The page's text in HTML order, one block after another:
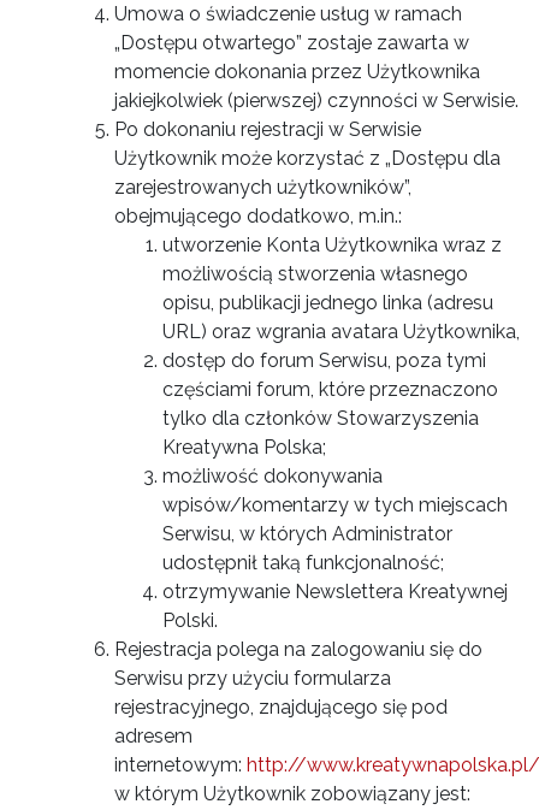
Umowa o świadczenie usług w ramach
„Dostępu otwartego” zostaje zawarta w
momencie dokonania przez Użytkownika
jakiejkolwiek (pierwszej) czynności w Serwisie.
Po dokonaniu rejestracji w Serwisie
Użytkownik może korzystać z „Dostępu dla
zarejestrowanych użytkowników”,
obejmującego dodatkowo, m.in.:
utworzenie Konta Użytkownika wraz z
możliwością stworzenia własnego
opisu, publikacji jednego linka (adresu
URL) oraz wgrania avatara Użytkownika,
dostęp do forum Serwisu, poza tymi
częściami forum, które przeznaczono
tylko dla członków Stowarzyszenia
Kreatywna Polska;
możliwość dokonywania
wpisów/komentarzy w tych miejscach
Serwisu, w których Administrator
udostępnił taką funkcjonalność;
otrzymywanie Newslettera Kreatywnej
Polski.
Rejestracja polega na zalogowaniu się do
Serwisu przy użyciu formularza
rejestracyjnego, znajdującego się pod
adresem
internetowym: http://
w którym Użytkownik zobowiązany jest: